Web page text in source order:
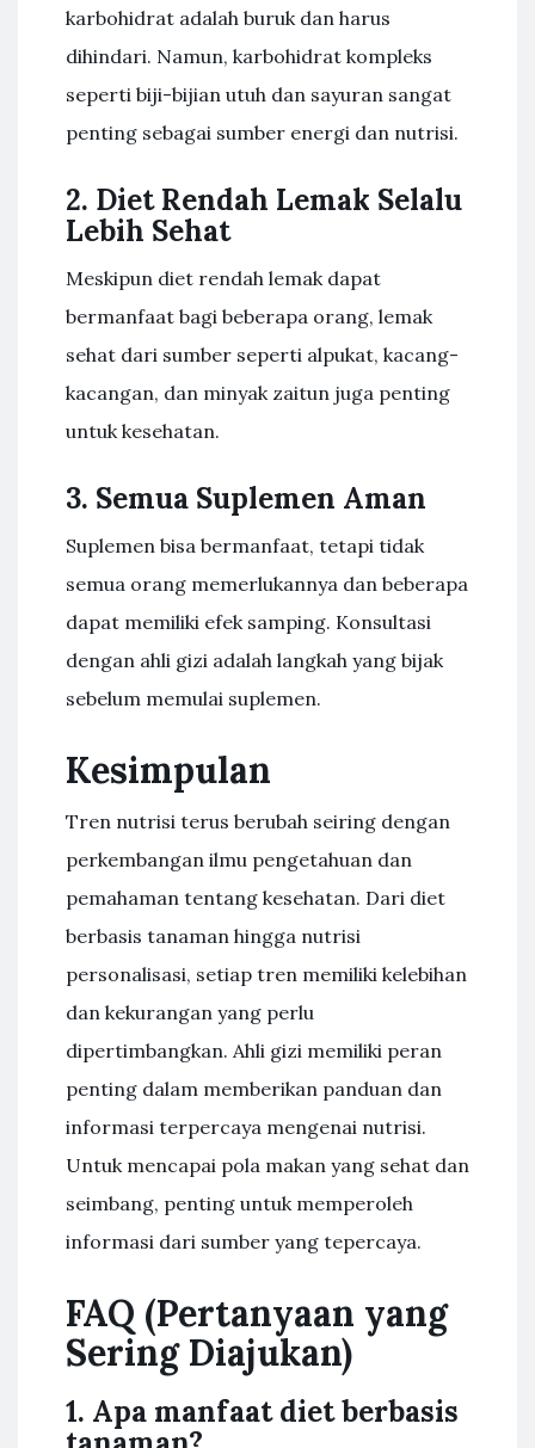
karbohidrat adalah buruk dan harus
dihindari. Namun, karbohidrat kompleks
seperti biji-bijian utuh dan sayuran sangat
penting sebagai sumber energi dan nutrisi.
2. Diet Rendah Lemak Selalu
Lebih Sehat
Meskipun diet rendah lemak dapat
bermanfaat bagi beberapa orang, lemak
sehat dari sumber seperti alpukat, kacang-
kacangan, dan minyak zaitun juga penting
untuk kesehatan.
3. Semua Suplemen Aman
Suplemen bisa bermanfaat, tetapi tidak
semua orang memerlukannya dan beberapa
dapat memiliki efek samping. Konsultasi
dengan ahli gizi adalah langkah yang bijak
sebelum memulai suplemen.
Kesimpulan
Tren nutrisi terus berubah seiring dengan
perkembangan ilmu pengetahuan dan
pemahaman tentang kesehatan. Dari diet
berbasis tanaman hingga nutrisi
personalisasi, setiap tren memiliki kelebihan
dan kekurangan yang perlu
dipertimbangkan. Ahli gizi memiliki peran
penting dalam memberikan panduan dan
informasi terpercaya mengenai nutrisi.
Untuk mencapai pola makan yang sehat dan
seimbang, penting untuk memperoleh
informasi dari sumber yang tepercaya.
FAQ (Pertanyaan yang
Sering Diajukan)
1. Apa manfaat diet berbasis